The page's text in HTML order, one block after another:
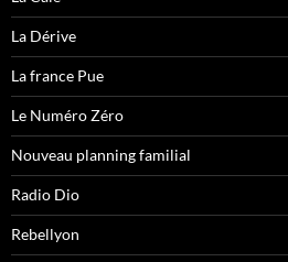
La Dérive
La france Pue
Le Numéro Zéro
Nouveau planning familial
Radio Dio
Rebellyon